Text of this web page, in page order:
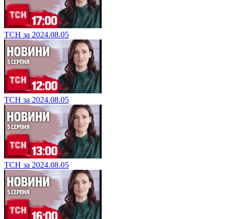
ТСН за 2024.08.05
ТСН за 2024.08.05
ТСН за 2024.08.05